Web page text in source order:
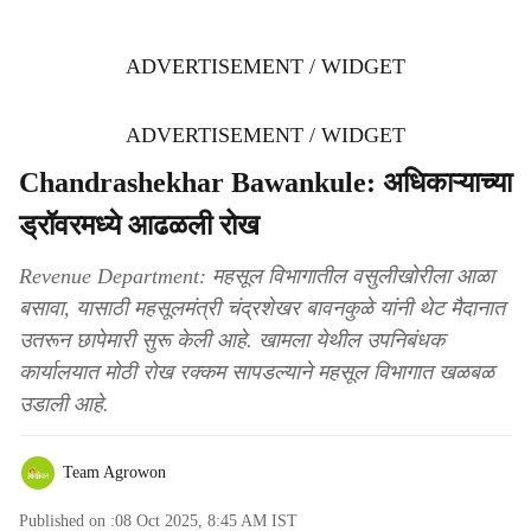
ADVERTISEMENT / WIDGET
ADVERTISEMENT / WIDGET
Chandrashekhar Bawankule: अधिकाऱ्याच्या
ड्रॉवरमध्ये आढळली रोख
Revenue Department: महसूल विभागातील वसुलीखोरीला आळा
बसावा, यासाठी महसूलमंत्री चंद्रशेखर बावनकुळे यांनी थेट मैदानात
उतरून छापेमारी सुरू केली आहे. खामला येथील उपनिबंधक
कार्यालयात मोठी रोख रक्कम सापडल्याने महसूल विभागात खळबळ
उडाली आहे.
Team Agrowon
Published on :08 Oct 2025, 8:45 AM IST